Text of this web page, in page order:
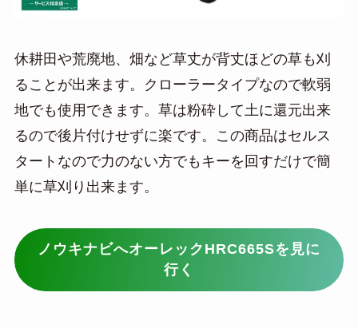
休耕田や荒廃地、畑など草丈が背丈ほどの草も刈
ることが出来ます。クローラータイプなので軟弱
地でも使用できます。草は粉砕して土に還元出来
るので後片付けせずに楽です。この商品はセルス
タートなので力のない方でもキーを回すだけで簡
単に草刈り出来ます。
ノウキナビへオーレックHRC665Sを見に
行く